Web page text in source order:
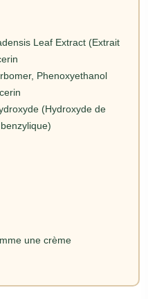
Leaf Extract (Extrait
Phenoxyethanol
(Hydroxyde de
une crème